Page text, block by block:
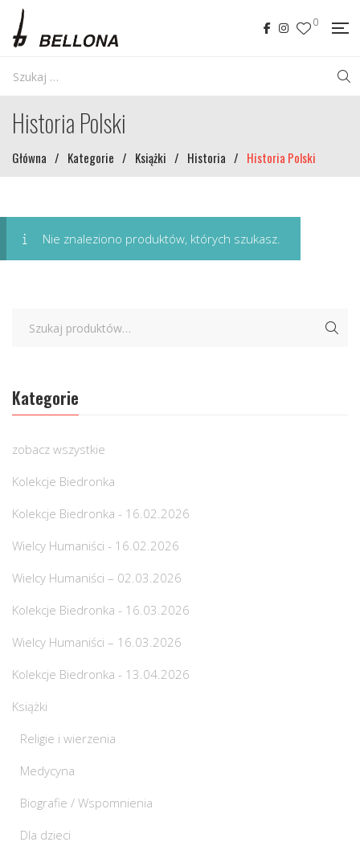
0
Historia Polski
Główna / Kategorie / Książki / Historia / Historia Polski
Nie znaleziono produktów, których szukasz.
Kategorie
zobacz wszystkie
Kolekcje Biedronka
Kolekcje Biedronka - 16.02.2026
Wielcy Humaniści - 16.02.2026
Wielcy Humaniści – 02.03.2026
Kolekcje Biedronka - 16.03.2026
Wielcy Humaniści – 16.03.2026
Kolekcje Biedronka - 13.04.2026
Książki
Religie i wierzenia
Medycyna
Biografie / Wspomnienia
Dla dzieci